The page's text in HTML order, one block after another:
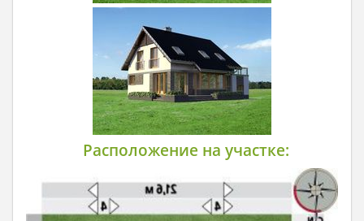
Расположение на участке: